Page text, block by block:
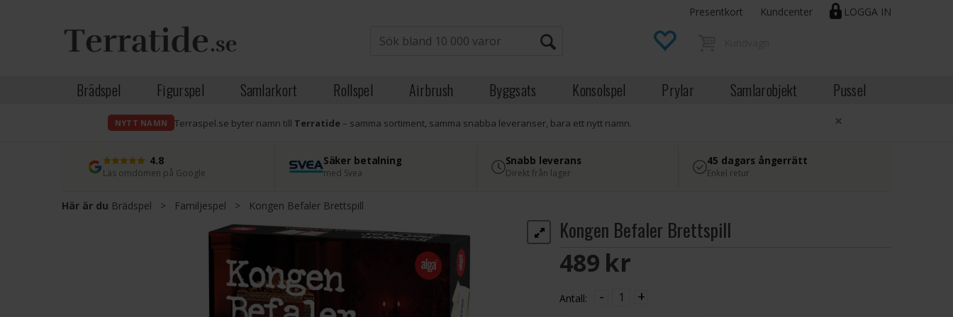
LOGGA IN
Presentkort Kundcenter
Brädspel Figurspel Samlarkort Rollspel Airbrush Byggsats Konsolspel Prylar Samlarobjekt Pussel
NYTT NAMN Terraspel.se byter namn till Terratide– samma sortiment, samma snabba leveranser, bara ett nytt namn. ×
4.8
Läs omdömen på Google
Säker betalning
med Svea
Snabb leverans
Direkt från lager
45 dagars ångerrätt
Enkel retur
Här är du Brädspel > Familjespel > Kongen Befaler Brettspill
Kongen Befaler Brettspill
489 SEK
Antall: - +